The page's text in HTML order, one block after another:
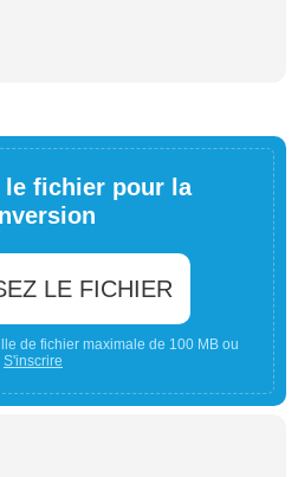
le fichier pour la
LE FICHIER
de fichier maximale de 100 MB ou
S'inscrire